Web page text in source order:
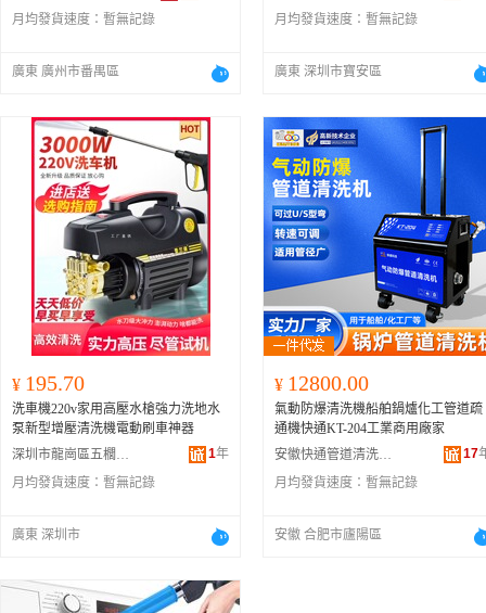
月均發貨速度： 暫無記錄
廣東 廣州市番禺區
月均發貨速度： 暫無記錄
廣東 深圳市寶安區
¥ 195.70
洗車機220v家用高壓水槍強力洗地水
泵新型增壓清洗機電動刷車神器
深圳市龍崗區五櫚五金商行
1年
月均發貨速度： 暫無記錄
廣東 深圳市
¥ 12800.00
氣動防爆清洗機船舶鍋爐化工管道疏
通機快通KT-204工業商用廠家
安徽快通管道清洗科技有限公司
17
月均發貨速度： 暫無記錄
安徽 合肥市廬陽區